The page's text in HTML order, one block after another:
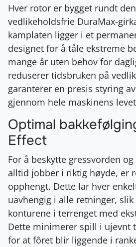
Hver rotor er bygget rundt
vedlikeholdsfrie DuraMax-
kamplaten ligger i et
designet for å tåle ekstreme
mange år uten behov for
reduserer tidsbruken på
garanterer en presis styring
gjennom hele maskinens
Optimal
Effect
For å beskytte gressvorden
alltid jobber i riktig høyde, er
opphengt. Dette lar hver
uavhengig i alle retninger,
konturene i terrenget med
Dette minimerer spill i ujevnt
for at fôret blir liggende i